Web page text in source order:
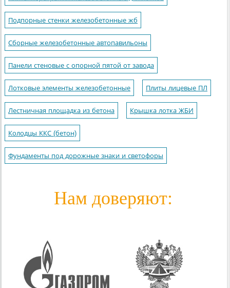
Подпорные стенки железобетонные жб
Сборные железобетонные автопавильоны
Панели стеновые с опорной пятой от завода
Лотковые элементы железобетонные Плиты лицевые ПЛ
Лестничная площадка из бетона Крышка лотка ЖБИ
Колодцы ККС (бетон)
Фундаменты под дорожные знаки и светофоры
Нам доверяют: